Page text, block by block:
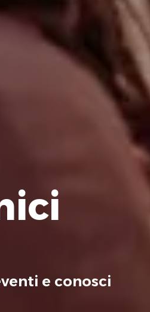
e conosci